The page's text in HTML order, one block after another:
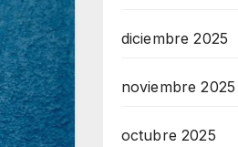
diciembre 2025
noviembre 2025
octubre 2025